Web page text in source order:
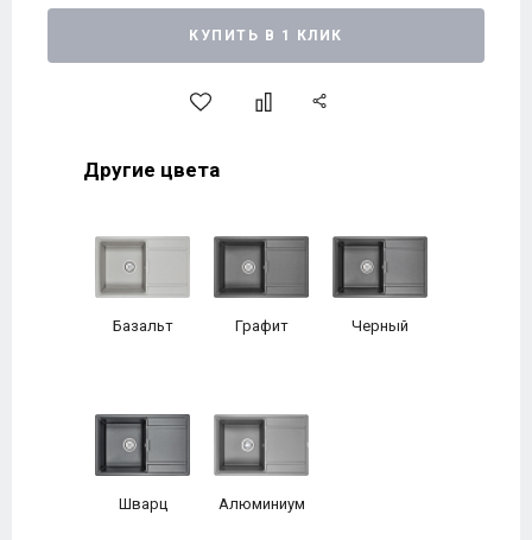
КУПИТЬ В 1 КЛИК
Другие цвета
Базальт Графит Черный
Шварц Алюминиум